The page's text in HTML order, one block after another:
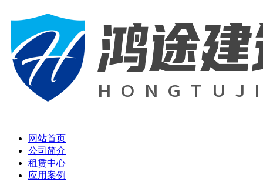
网站首页
公司简介
租赁中心
应用案例